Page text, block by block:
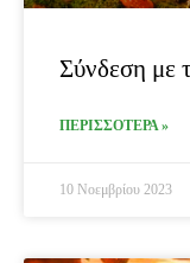
Σύνδεση με
ΠΕΡΙΣΣΟΤΕΡΑ »
10 Νοεμβρίου 2023